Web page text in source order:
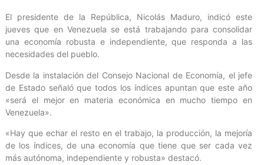
El presidente de la República, Nicolás Maduro, indicó este
jueves que en Venezuela se está trabajando para consolidar
una economía robusta e independiente, que responda a las
necesidades del pueblo.
Desde la instalación del Consejo Nacional de Economía, el jefe
de Estado señaló que todos los índices apuntan que este año
«será el mejor en materia económica en mucho tiempo en
Venezuela».
«Hay que echar el resto en el trabajo, la producción, la mejoría
de los índices, de una economía que tiene que ser cada vez
más autónoma, independiente y robusta» destacó.